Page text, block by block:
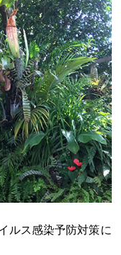
ルス感染予防対策に